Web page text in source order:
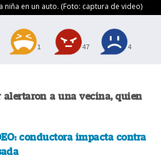
niña en un auto. (Foto: captura de video)
1 47 4
alertaron a una vecina, quien
conductora impacta contra